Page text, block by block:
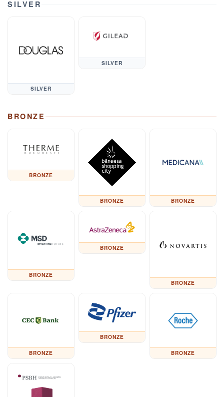
SILVER
SILVER
SILVER
BRONZE
BRONZE
BRONZE BRONZE
BRONZE
BRONZE
BRONZE
BRONZE
BRONZE
BRONZE